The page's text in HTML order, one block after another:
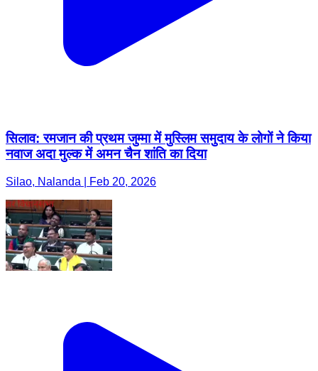
सिलाव: रमजान की प्रथम जुम्मा में मुस्लिम समुदाय के लोगों ने किया
नवाज अदा मुल्क में अमन चैन शांति का दिया
Silao, Nalanda | Feb 20, 2026